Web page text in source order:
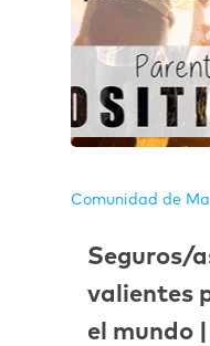
Comunidad de
Seguros/
valientes
el mundo